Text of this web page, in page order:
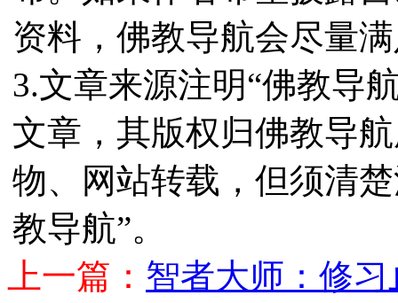
资料，佛教导航会尽量
3.文章来源注明“佛教导
文章，其版权归佛教导
物、网站转载，但须清
教导航”。
上一篇： 智者大师：修